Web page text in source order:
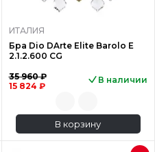
ИТАЛИЯ
Бра Dio DArte Elite Barolo E
2.1.2.600 CG
35 960 ₽
15 824 ₽
В наличии
В корзину